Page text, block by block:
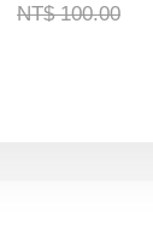
NT$ 100.00